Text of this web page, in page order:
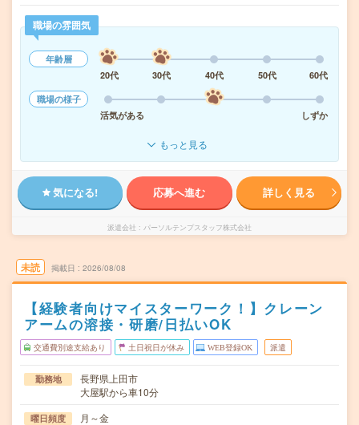
職場の雰囲気
年齢層
20代
30代 40代 50代
60代
職場の様子
活気がある
しずか
もっと見る
気になる! 応募へ進む 詳しく見る
派遣会社 パーソルテンプスタッフ株式会社
未読 掲載日 2026/08/08
【経験者向けマイスターワーク！】クレーン
アームの溶接・研磨/日払いOK
交通費別途支給あり 土日祝日が休み WEB登録OK 派遣
勤務地
長野県上田市
大屋駅から車10分
曜日頻度 月～金